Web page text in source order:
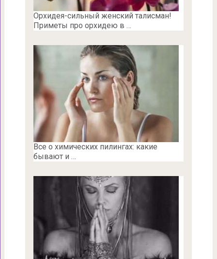
Орхидея-сильный женский талисман!
Приметы про орхидею в …
Все о химических пилингах: какие
бывают и …